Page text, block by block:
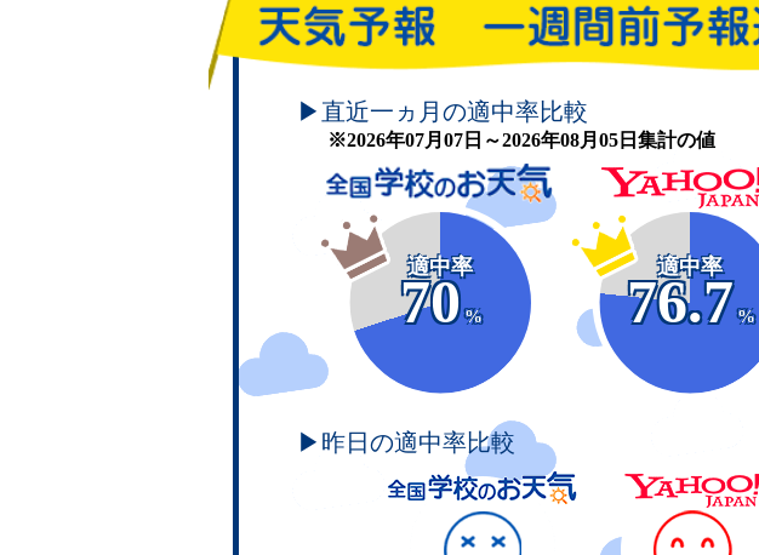
頑張れ！学校のお天気
▶直近一ヵ月の適中率比較
※2026年07月07日～2026年08月05日集計の値
適中率
70
%
適中率
76.7
%
▶昨日の適中率比較